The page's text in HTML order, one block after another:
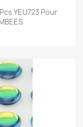
YEU723 Pour